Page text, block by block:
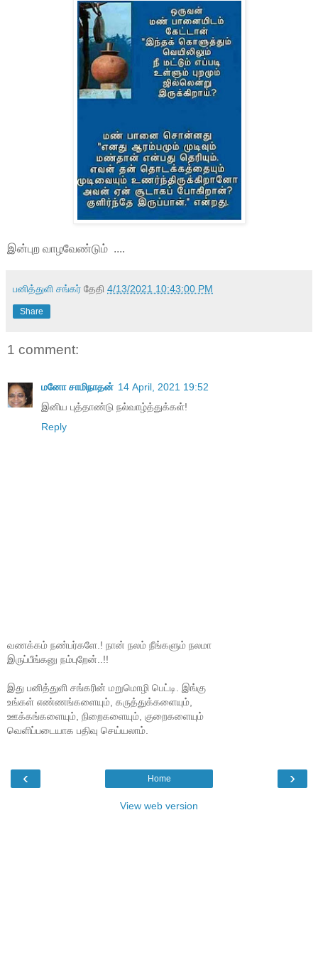
இன்புற வாழவேண்டும் ....
பனித்துளி சங்கர் தேதி 4/13/2021 10:43:00 PM
Share
1 comment:
மனோ சாமிநாதன் 14 April, 2021 19:52
இனிய புத்தாண்டு நல்வாழ்த்துக்கள்!
Reply
வணக்கம் நண்பர்களே.! நான் நலம் நீங்களும் நலமா
இருப்பீங்கனு நம்புறேன்..!!
இது பனித்துளி சங்கரின் மறுமொழி பெட்டி. இங்கு
உங்கள் எண்ணங்களையும், கருத்துக்களையும்,
ஊக்கங்களையும், நிறைகளையும், குறைகளையும்
வெளிப்படையாக பதிவு செய்யலாம்.
‹ ›
Home
View web version